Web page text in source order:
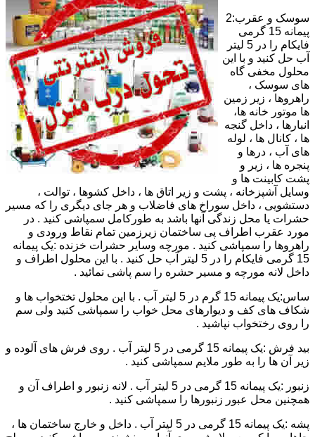
سوسک و عقرب:2
پیمانه 15 گرمی
فایکام را در 5 لیتر
آب حل کنید و با این
محلول مخفی گاه
های سوسک ،
راهروها ، زیر زمین
ها موتور خانه ها،
انبارها ، داخل گنجه
ها ، کانال ها ، لوله
های آب ، درها و
پنجره ها ، زیر و
پشت کابینت ها و
وسایل آشپزخانه ، پشت و زیر اتاق ها ، داخل کشوها ، توالت ،
دستشویی ، داخل سوراخ های فاضلاب و هر جای دیگری را که مسیر
حشرات یا محل زندگی آنها باشد به طورکامل سمپاشی کنید . در
مورد عقرب اطراف پی ساختمان زیرزمین تمام نقاط ورودی و
راهروها را سمپاشی کنید . مورچه وسایر حشرات خزنده :یک پیمانه
15 گرمی فایکام را در 5 لیتر آب حل کنید . با این محلول اطراف و
داخل لانه مورچه و مسیر حشره را سم پاشی نمائید .
ساس:یک پیمانه 15 گرم در 5 لیتر آب . با این محلول تختخواب ها و
شکاف های کف و دیوارهای محل خواب را سمپاشی کنید ولی سم
را روی رختخواب نپاشید .
بید فرش :یک پیمانه 15 گرمی در 5 لیتر آب . روی فرش های آلوده و
زیر آن ها را به طور ملایم سمپاشی کنید .
زنبور :یک پیمانه 15 گرمی در 5 لیتر آب . لانه زنبور و اطراف آن و
همچنین محل عبور زنبورها را سمپاشی کنید .
پشه :یک پیمانه 15 گرمی در 5 لیتر آب . داخل و خارج ساختمان ها ،